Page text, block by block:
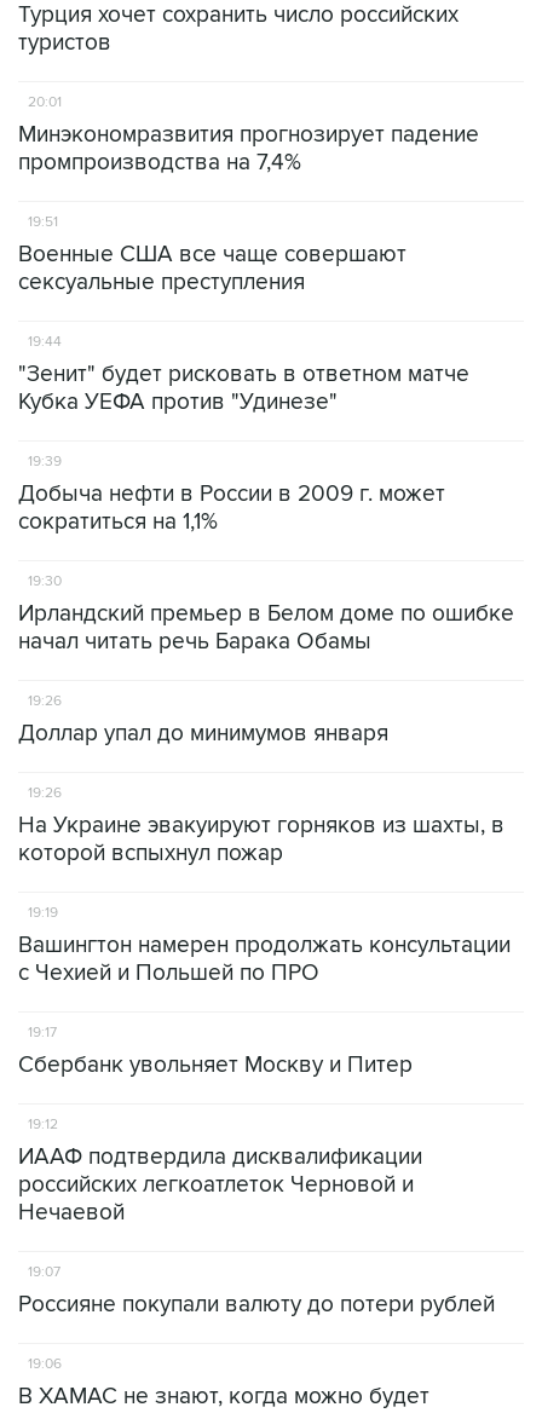
Турция хочет сохранить число российских
туристов
20:01
Минэкономразвития прогнозирует падение
промпроизводства на 7,4%
19:51
Военные США все чаще совершают
сексуальные преступления
19:44
"Зенит" будет рисковать в ответном матче
Кубка УЕФА против "Удинезе"
19:39
Добыча нефти в России в 2009 г. может
сократиться на 1,1%
19:30
Ирландский премьер в Белом доме по ошибке
начал читать речь Барака Обамы
19:26
Доллар упал до минимумов января
19:26
На Украине эвакуируют горняков из шахты, в
которой вспыхнул пожар
19:19
Вашингтон намерен продолжать консультации
с Чехией и Польшей по ПРО
19:17
Сбербанк увольняет Москву и Питер
19:12
ИААФ подтвердила дисквалификации
российских легкоатлеток Черновой и
Нечаевой
19:07
Россияне покупали валюту до потери рублей
19:06
В ХАМАС не знают, когда можно будет